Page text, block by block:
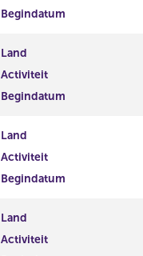
Begindatum
Land
Activiteit
Begindatum
Land
Activiteit
Begindatum
Land
Activiteit